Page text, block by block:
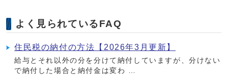
よく見られているFAQ
住民税の納付の方法【2026年3月更新】
給与とそれ以外の分を分けて納付していますが、分けない
で納付した場合と納付金は変わ …